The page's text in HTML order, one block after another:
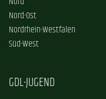
Nord-Ost
Nordrhein-Westfalen
Süd-West
GDL-JUGEND